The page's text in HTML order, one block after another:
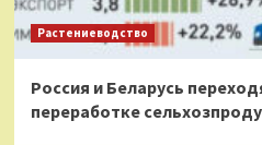
Растениеводство
Россия и Беларусь
переработке